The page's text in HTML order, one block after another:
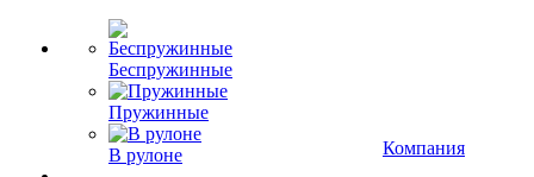
Беспружинные
Пружинные
В рулоне
Компания